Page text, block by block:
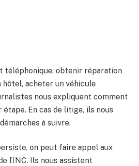
téléphonique, obtenir réparation
hôtel, acheter un véhicule
nous expliquent comment
En cas de litige, ils nous
à suivre.
on peut faire appel aux
l’INC. Ils nous assistent